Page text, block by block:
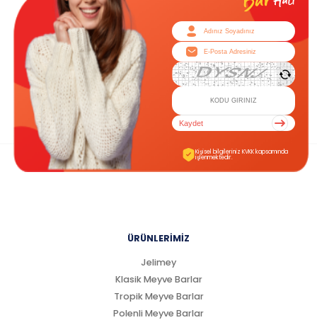
Kaydet
Kişisel bilgileriniz KVKK kapsamında
işlenmektedir.
ÜRÜNLERİMİZ
Jelimey
Klasik Meyve Barlar
Tropik Meyve Barlar
Polenli Meyve Barlar